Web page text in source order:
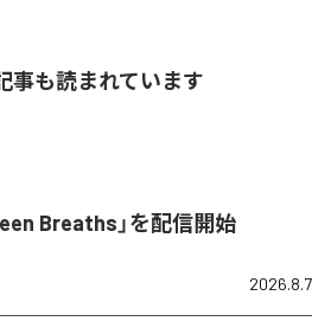
事も読まれています
Breaths」を配信開始
2026.8.7